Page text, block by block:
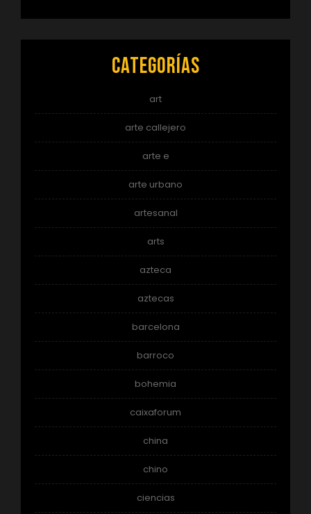
Categorías
art
arte callejero
arte e
arte urbano
artesanal
arts
azteca
aztecas
barcelona
barroco
bohemia
caixaforum
china
chino
ciencias